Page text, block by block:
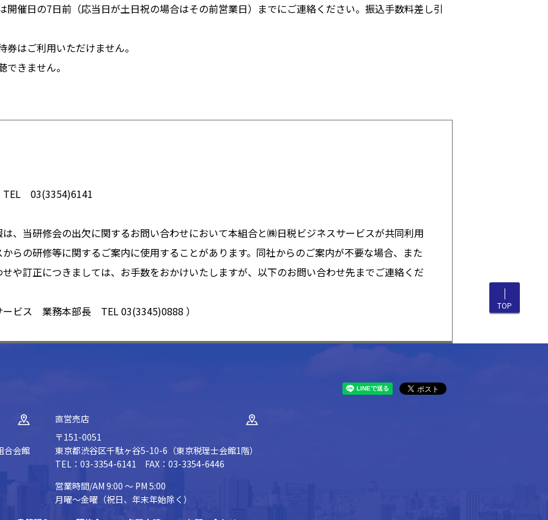
開催日の7日前（応当日が土日祝の場合はその前営業日）までにご連絡ください。振込手数料差し引
はご利用いただけません。
きません。
03(3354)6141
、当研修会の出欠に関するお問い合わせにおいて本組合と㈱日税ビジネスサービスが共同利用
らの研修等に関するご案内に使用することがあります。同社からのご案内が不要な場合、また
や訂正につきましては、お手数をおかけいたしますが、以下のお問い合わせ先までご連絡くだ
ービス 業務本部長 TEL 03(3345)0888 ） TOP
合会館
直営売店
〒151-0051
東京都渋谷区千駄ヶ谷5-10-6（東京税理士会館1階）
TEL：03-3354-6141 FAX：03-3354-6446
営業時間/AM 9:00 ～ PM 5:00
月曜～金曜（祝日、年末年始除く）